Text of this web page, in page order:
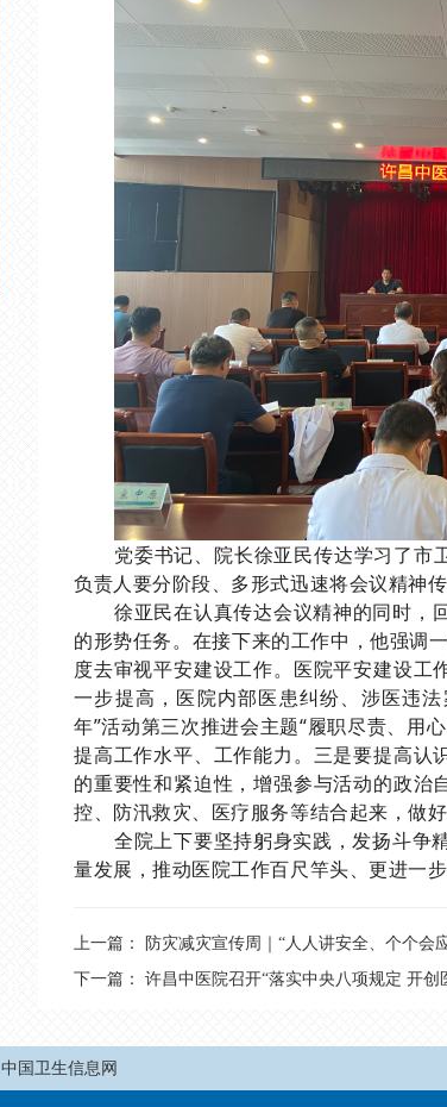
党委书记、院长徐亚民传达学习了市
负责人要分阶段、多形式迅速将会议精神
徐亚民在认真传达会议精神的同时，
的形势任务。在接下来的工作中，他强调
度去审视平安建设工作。医院平安建设工
一步提高，医院内部医患纠纷、涉医违
年”活动第三次推进会主题“履职尽责、用
提高工作水平、工作能力。三是要提高认
的重要性和紧迫性，增强参与活动的政治
控、防汛救灾、医疗服务等结合起来，做好
全院上下要坚持躬身实践，发扬斗争
量发展，推动医院工作百尺竿头、更进一
上一篇：
防灾减灾宣传周｜“人人讲安全、个个
下一篇：
许昌中医院召开“落实中央八项规定 开创
中国卫生信息网